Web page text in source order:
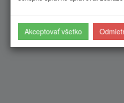
Akceptovať všetko